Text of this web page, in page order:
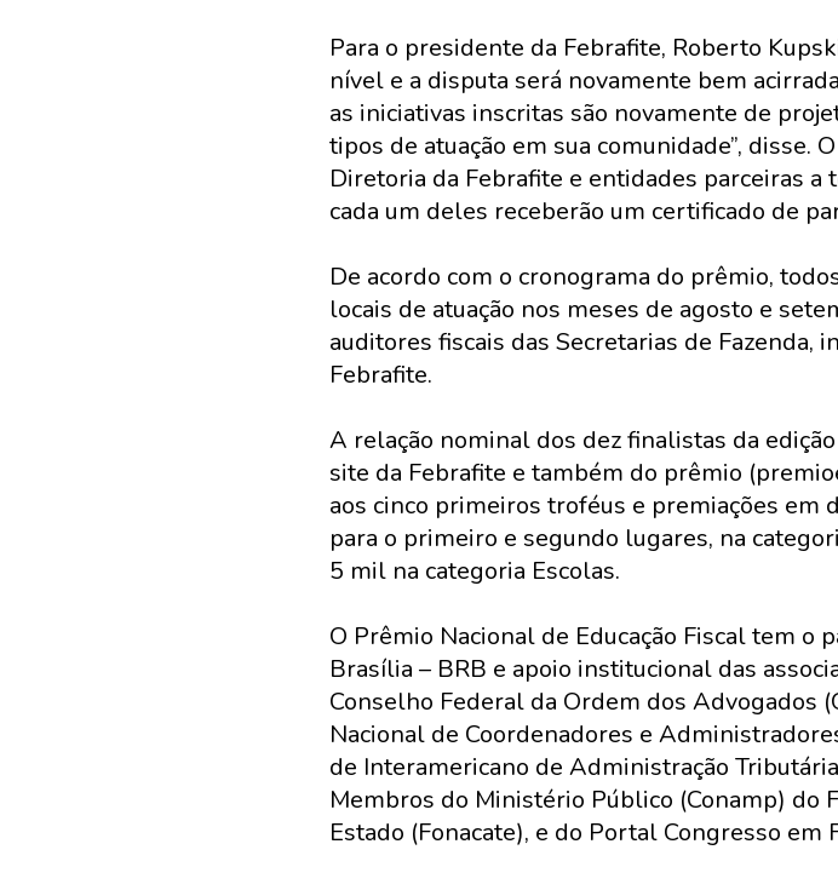
Para o presidente da Febrafite, Roberto
nível e a disputa será novamente bem
as iniciativas inscritas são novamente de
tipos de atuação em sua comunidade”, disse.
Diretoria da Febrafite e entidades parceiras
cada um deles receberão um certificado de
De acordo com o cronograma do prêmio,
locais de atuação nos meses de agosto e
auditores fiscais das Secretarias de Fazenda,
Febrafite.
A relação nominal dos dez finalistas da
site da Febrafite e também do prêmio
aos cinco primeiros troféus e premiações
para o primeiro e segundo lugares, na
5 mil na categoria Escolas.
O Prêmio Nacional de Educação Fiscal tem o
Brasília – BRB e apoio institucional das
Conselho Federal da Ordem dos Advogados
Nacional de Coordenadores e
de Interamericano de Administração
Membros do Ministério Público (Conamp) do
Estado (Fonacate), e do Portal Congresso em